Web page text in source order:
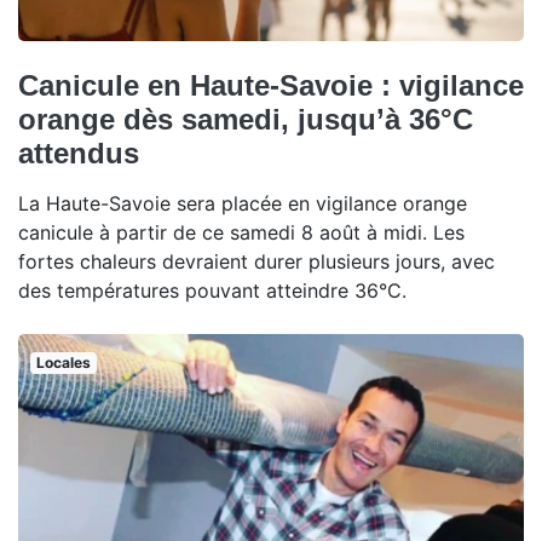
Canicule en Haute-Savoie : vigilance
orange dès samedi, jusqu’à 36°C
attendus
La Haute-Savoie sera placée en vigilance orange
canicule à partir de ce samedi 8 août à midi. Les
fortes chaleurs devraient durer plusieurs jours, avec
des températures pouvant atteindre 36°C.
Locales